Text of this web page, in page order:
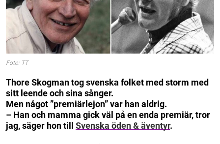
Foto: TT
Thore Skogman tog svenska folket med storm med
sitt leende och sina sånger.
Men något ”premiärlejon” var han aldrig.
– Han och mamma gick väl på en enda premiär, tror
jag, säger hon till Svenska öden & äventyr.